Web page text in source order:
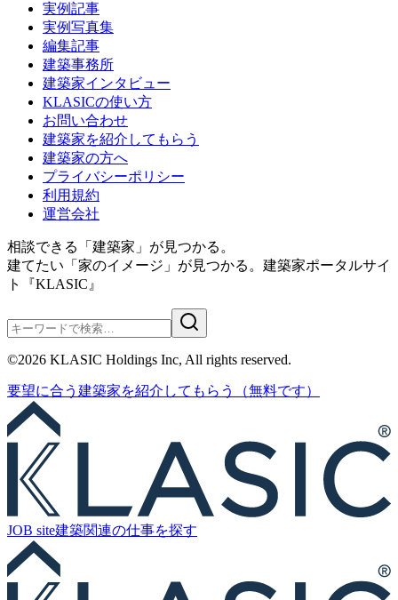
実例記事
実例写真集
編集記事
建築事務所
建築家インタビュー
KLASICの使い方
お問い合わせ
建築家を紹介してもらう
建築家の方へ
プライバシーポリシー
利用規約
運営会社
相談できる「建築家」が見つかる。
建てたい「家のイメージ」が見つかる。 建築家ポータルサイ
ト『KLASIC』
©2026 KLASIC Holdings Inc, All rights reserved.
要望に合う 建築家を紹介 してもらう （無料です）
JOB site建築関連の仕事を探す